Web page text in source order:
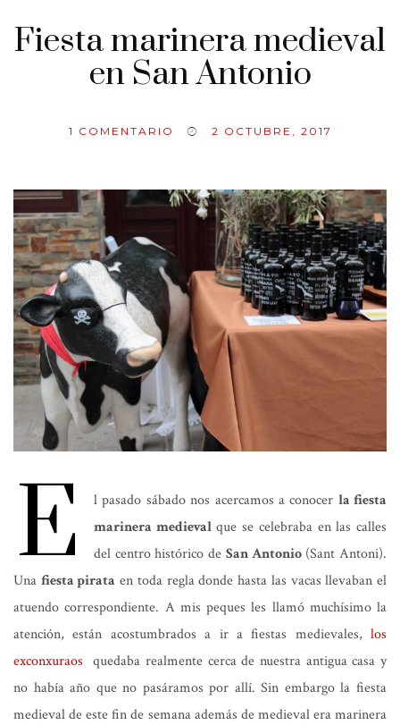
Fiesta marinera medieval
en San Antonio
1 COMENTARIO 2 OCTUBRE, 2017
E l pasado sábado nos acercamos a conocer la fiesta
marinera medievalque se celebraba en las calles
del centro histórico de San Antonio(Sant Antoni).
Una fiesta pirata en toda regla donde hasta las vacas llevaban el
atuendo correspondiente. A mis peques les llamó muchísimo la
atención, están acostumbrados a ir a fiestas medievales, los
exconxuraos quedaba realmente cerca de nuestra antigua casa y
no había año que no pasáramos por allí. Sin embargo la fiesta
medieval de este fin de semana además de medieval era marinera